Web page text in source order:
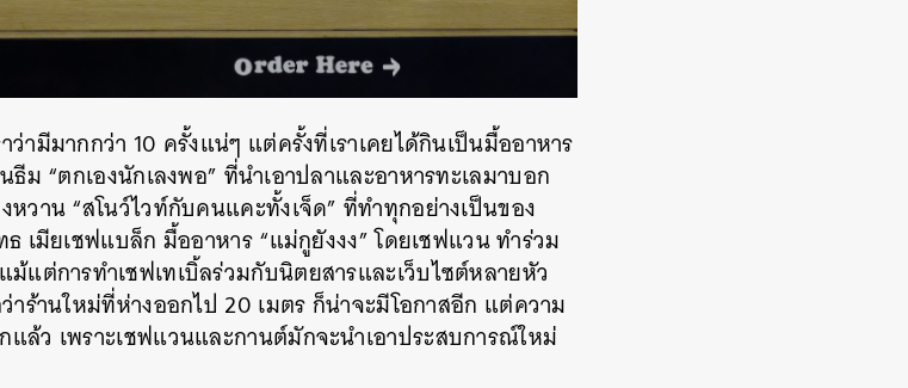
ว่ามีมากกว่า 10 ครั้งแน่ๆ แต่ครั้งที่เราเคยได้กินเป็นมื้ออาหาร
ม “ตกเองนักเลงพอ” ที่นำเอาปลาและอาหารทะเลมาบอก
วาน “สโนว์ไวท์กับคนแคะทั้งเจ็ด” ที่ทำทุกอย่างเป็นของ
เมียเชฟแบล็ก มื้ออาหาร “แม่กูยังงง” โดยเชฟแวน ทำร่วม
ต่การทำเชฟเทเบิ้ลร่วมกับนิตยสารและเว็บไซต์หลายหัว
ร้านใหม่ที่ห่างออกไป 20 เมตร ก็น่าจะมีโอกาสอีก แต่ความ
ล้ว เพราะเชฟแวนและกานต์มักจะนำเอาประสบการณ์ใหม่